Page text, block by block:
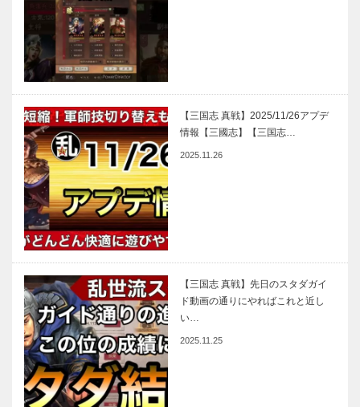
【三国志 真戦】2025/11/26アプデ
情報【三國志】【三国志…
2025.11.26
【三国志 真戦】先日のスタダガイ
ド動画の通りにやればこれと近し
い…
2025.11.25